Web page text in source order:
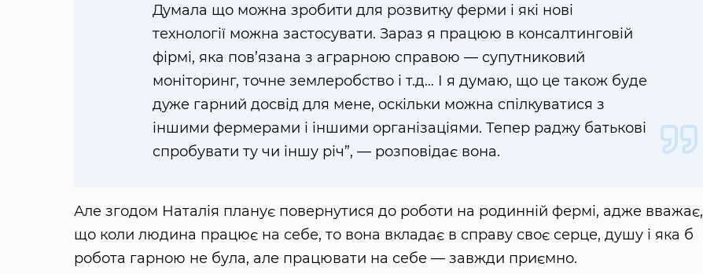
Думала що можна зробити для розвитку ферми і які нові
технології можна застосувати. Зараз я працюю в консалтинговій
фірмі, яка пов’язана з аграрною справою — супутниковий
моніторинг, точне землеробство і т.д… І я думаю, що це також буде
дуже гарний досвід для мене, оскільки можна спілкуватися з
іншими фермерами і іншими організаціями. Тепер раджу батькові
спробувати ту чи іншу річ”, — розповідає вона.
Але згодом Наталія планує повернутися до роботи на родинній фермі, адже вважає,
що коли людина працює на себе, то вона вкладає в справу своє серце, душу і яка б
робота гарною не була, але працювати на себе — завжди приємно.